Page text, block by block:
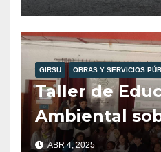
mañana
noviembre.
GIRSU OBRAS Y SERVICIOS
Taller de
Ambiental
Reciclajes en
ABR 4, 2025